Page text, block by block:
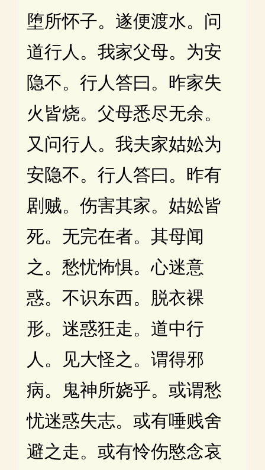
堕所怀子。遂便渡水。问
道行人。我家父母。为安
隐不。行人答曰。昨家失
火皆烧。父母悉尽无余。
又问行人。我夫家姑妐为
安隐不。行人答曰。昨有
剧贼。伤害其家。姑妐皆
死。无完在者。其母闻
之。愁忧怖惧。心迷意
惑。不识东西。脱衣裸
形。迷惑狂走。道中行
人。见大怪之。谓得邪
病。鬼神所娆乎。或谓愁
忧迷惑失志。或有唾贱舍
避之走。或有怜伤愍念哀